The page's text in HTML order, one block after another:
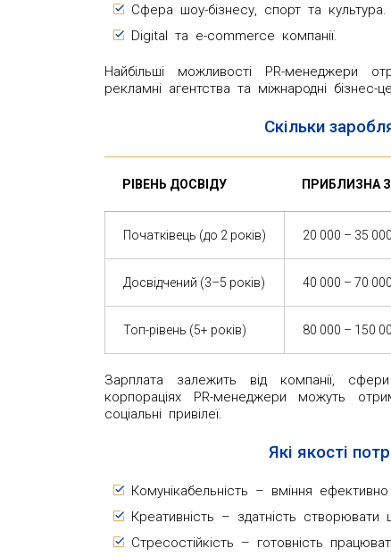
Сфера шоу-бізнесу, спорт та культура.
Digital та e-commerce компанії.
Найбільші можливості PR-менеджери
рекламні агентства та міжнародні бізнес-
Скільки
РІВЕНЬ ДОСВІДУ ПРИБЛИЗНА
Початківець (до 2 років) 20 000 – 35 000
Досвідчений (3–5 років) 40 000 – 70 000
Топ-рівень (5+ років) 80 000 – 150
Зарплата залежить від компанії,
корпораціях PR-менеджери можуть
соціальні привілеї.
Які якості
Комунікабельність – вміння
Креативність – здатність створювати
Стресостійкість – готовність